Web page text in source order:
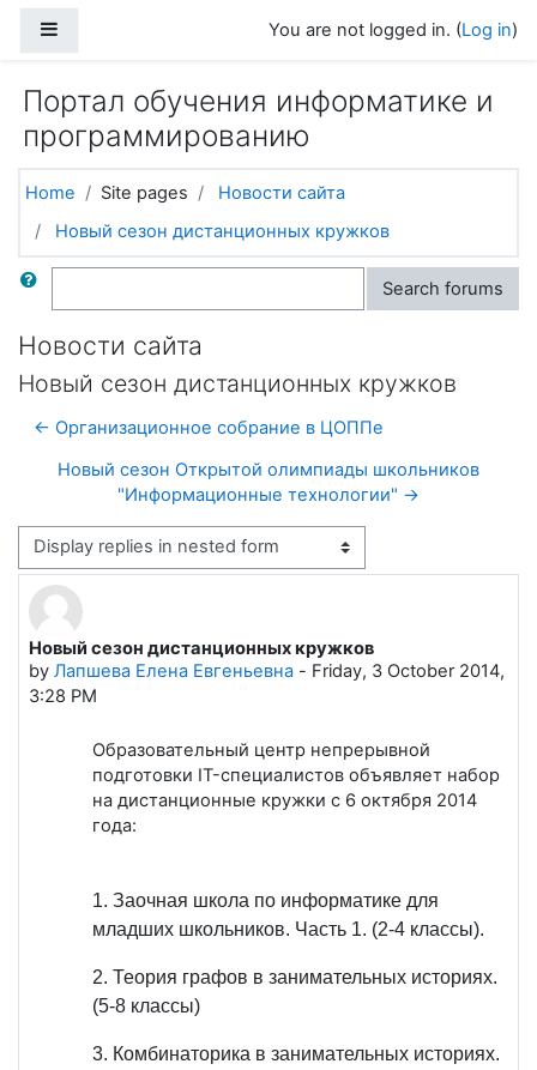
You are not logged in. (Log in)
Портал обучения информатике и
программированию
Home Site pages
Новости сайта
Новый сезон дистанционных кружков
Search Search forums
Новости сайта
Новый сезон дистанционных кружков
← Организационное собрание в ЦОППе
Новый сезон Открытой олимпиады школьников
"Информационные технологии" →
Display mode
Новый сезон дистанционных кружков
by Лапшева Елена Евгеньевна - Friday, 3 October 2014,
3:28 PM
Number of replies: 2
Образовательный центр непрерывной
подготовки IT-специалистов объявляет набор
на дистанционные кружки с 6 октября 2014
года:
1. Заочная школа по информатике для
младших школьников. Часть 1. (2-4 классы).
2. Теория графов в занимательных историях.
(5-8 классы)
3. Комбинаторика в занимательных историях.